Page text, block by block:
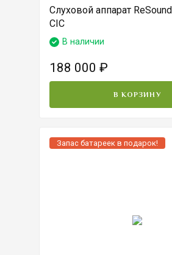
Слуховой аппарат
CIC
В наличии
188 000 ₽
В КОРЗИНУ
Запас батареек в подарок!